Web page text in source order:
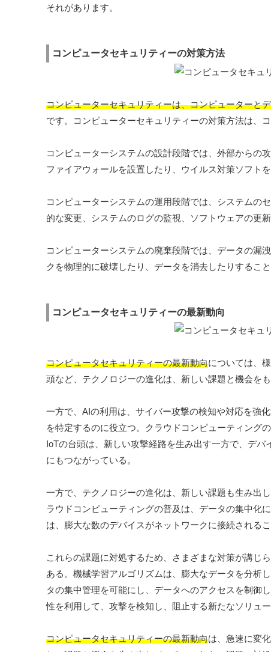
それがあります。
コンピュータセキュリティーの対策方法
コンピューターセキュリティーは、コンピューターと
です。コンピューターセキュリティーの対策方法は、
コンピューターシステムの設計段階では、外部からの
ファイアウォールを設置したり、ウイルス対策ソフト
コンピューターシステムの運用段階では、システムの
的な変更、システムのログの監視、ソフトウェアの更
コンピューターシステムの廃棄段階では、データの漏
クを物理的に破壊したり、データを消去したりすること
コンピュータセキュリティーの最新動向
コンピュータセキュリティーの最新動向については、
頭など、テクノロジーの進化は、新しい課題と機会をも
一方で、AIの利用は、サイバー攻撃の検知や対応を強
を特定するのに役立つ。クラウドコンピューティング
IoTの台頭は、新しい攻撃経路を生み出す一方で、デ
にもつながっている。
一方で、テクノロジーの進化は、新しい課題も生み出
ラウドコンピューティングの普及は、データの集中化
は、膨大な数のデバイスがネットワークに接続される
これらの課題に対処するため、さまざまな対策が講じ
ある。機械学習アルゴリズムは、膨大なデータを分析
タの集中管理を可能にし、データへのアクセスを制御
性を利用して、攻撃を検知し、阻止する新たなソリュ
コンピュータセキュリティーの最新動向は、急速に変